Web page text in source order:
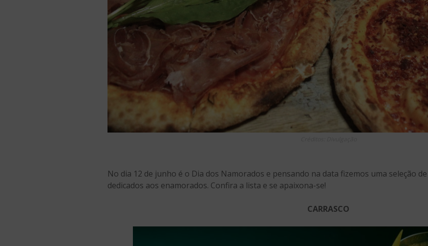
No dia 12 de junho é o Dia dos Namorados e pensando na data fizemos uma seleção
dedicados aos enamorados. Confira a lista e se apaixona-se!
CARRASCO